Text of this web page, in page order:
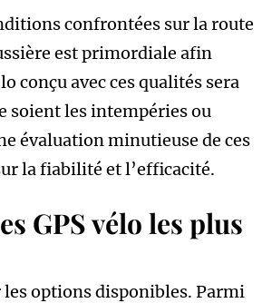
confrontées sur la route
est primordiale afin
conçu avec ces qualités sera
soient les intempéries ou
évaluation minutieuse de ces
la fiabilité et l’efficacité.
GPS vélo les plus
options disponibles. Parmi